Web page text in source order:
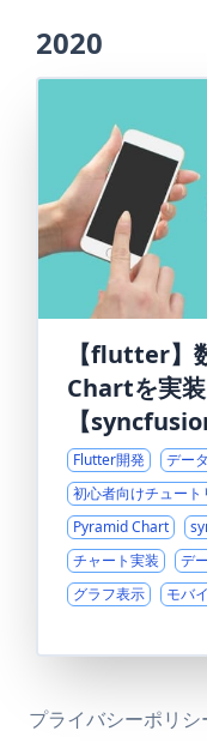
2020
【flutter】
Chartを実装
【
Flutter開発 デー
初心者向けチュート
Pyramid Chart
チャート実装
デ
グラフ表示
モバ
プライバシーポリシ